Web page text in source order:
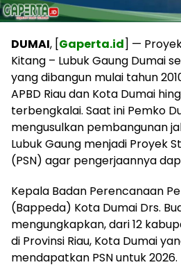
DUMAI, [Gaperta.id] —
Kitang – Lubuk Gaung Dumai
yang dibangun mulai tahun
APBD Riau dan Kota Dumai
terbengkalai. Saat ini Pemko
mengusulkan pembangunan
Lubuk Gaung menjadi Proyek
(PSN) agar pengerjaannya
Kepala Badan Perencanaan
(Bappeda) Kota Dumai Drs.
mengungkapkan, dari 12
di Provinsi Riau, Kota Dumai
mendapatkan PSN untuk 2026.